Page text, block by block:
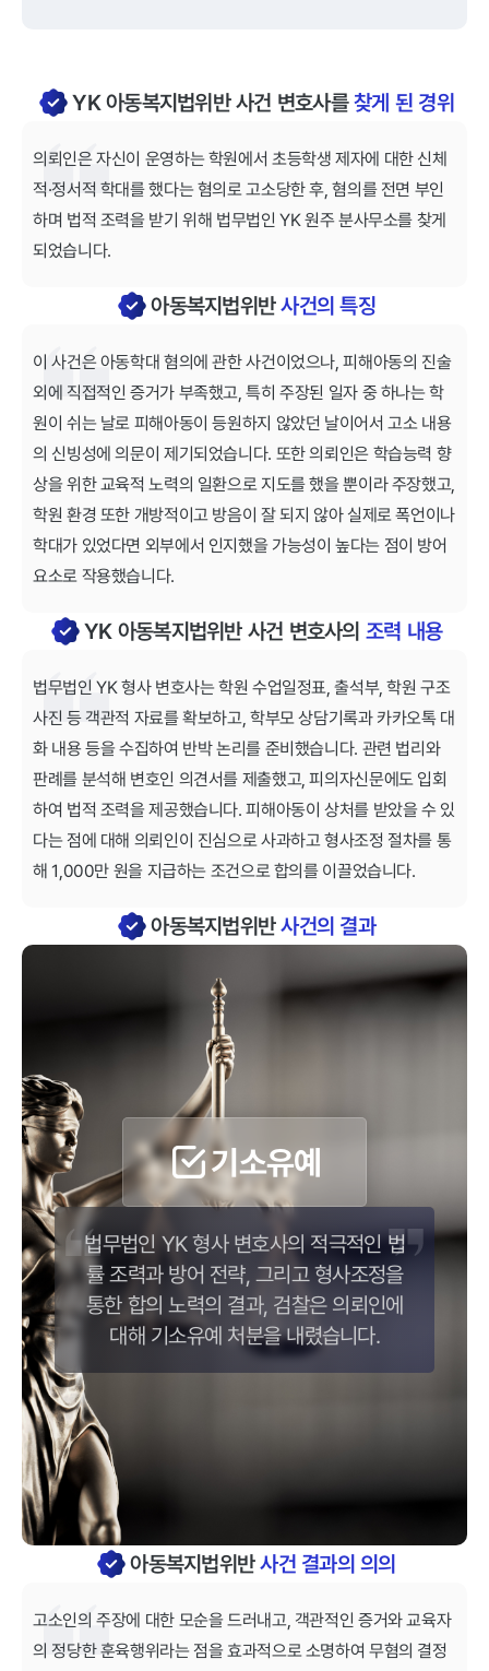
YK 아동복지법위반 사건 변호사를찾게 된 경위
의뢰인은 자신이 운영하는 학원에서 초등학생 제자에 대한 신체
적·정서적 학대를 했다는 혐의로 고소당한 후, 혐의를 전면 부인
하며 법적 조력을 받기 위해 법무법인 YK 원주 분사무소를 찾게
되었습니다.
아동복지법위반사건의 특징
이 사건은 아동학대 혐의에 관한 사건이었으나, 피해아동의 진술
외에 직접적인 증거가 부족했고, 특히 주장된 일자 중 하나는 학
원이 쉬는 날로 피해아동이 등원하지 않았던 날이어서 고소 내용
의 신빙성에 의문이 제기되었습니다. 또한 의뢰인은 학습능력 향
상을 위한 교육적 노력의 일환으로 지도를 했을 뿐이라 주장했고,
학원 환경 또한 개방적이고 방음이 잘 되지 않아 실제로 폭언이나
학대가 있었다면 외부에서 인지했을 가능성이 높다는 점이 방어
요소로 작용했습니다.
YK 아동복지법위반 사건 변호사의 조력 내용
법무법인 YK 형사 변호사는 학원 수업일정표, 출석부, 학원 구조
사진 등 객관적 자료를 확보하고, 학부모 상담기록과 카카오톡 대
화 내용 등을 수집하여 반박 논리를 준비했습니다. 관련 법리와
판례를 분석해 변호인 의견서를 제출했고, 피의자신문에도 입회
하여 법적 조력을 제공했습니다. 피해아동이 상처를 받았을 수 있
다는 점에 대해 의뢰인이 진심으로 사과하고 형사조정 절차를 통
해 1,000만 원을 지급하는 조건으로 합의를 이끌었습니다.
아동복지법위반사건의 결과
기소유예
법무법인 YK 형사 변호사의 적극적인 법
률 조력과 방어 전략, 그리고 형사조정을
통한 합의 노력의 결과, 검찰은 의뢰인에
대해 기소유예 처분을 내렸습니다.
아동복지법위반사건 결과의 의의
고소인의 주장에 대한 모순을 드러내고, 객관적인 증거와 교육자
의 정당한 훈육행위라는 점을 효과적으로 소명하여 무혐의 결정